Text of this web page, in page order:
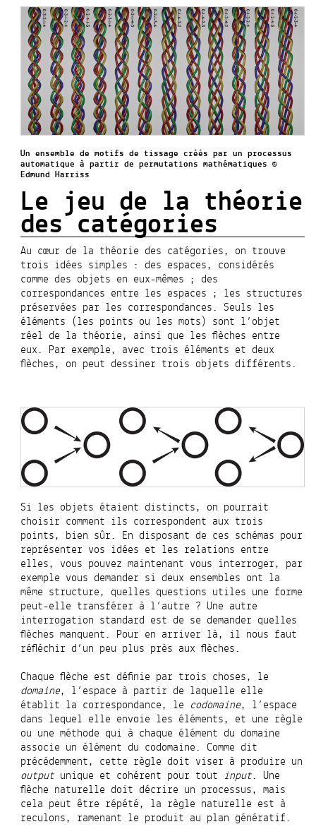
Un ensemble de motifs de tissage créés par un processus
automatique à partir de permutations mathématiques ©
Edmund Harriss
Le jeu de la théorie
des catégories
Au cœur de la théorie des catégories, on trouve
trois idées simples : des espaces, considérés
comme des objets en eux-mêmes ; des
correspondances entre les espaces ; les structures
préservées par les correspondances. Seuls les
éléments (les points ou les mots) sont l’objet
réel de la théorie, ainsi que les flèches entre
eux. Par exemple, avec trois éléments et deux
flèches, on peut dessiner trois objets différents.
Si les objets étaient distincts, on pourrait
choisir comment ils correspondent aux trois
points, bien sûr. En disposant de ces schémas pour
représenter vos idées et les relations entre
elles, vous pouvez maintenant vous interroger, par
exemple vous demander si deux ensembles ont la
même structure, quelles questions utiles une forme
peut-elle transférer à l’autre ? Une autre
interrogation standard est de se demander quelles
flèches manquent. Pour en arriver là, il nous faut
réfléchir d’un peu plus près aux flèches.
Chaque flèche est définie par trois choses, le
domaine, l’espace à partir de laquelle elle
établit la correspondance, le codomaine, l’espace
dans lequel elle envoie les éléments, et une règle
ou une méthode qui à chaque élément du domaine
associe un élément du codomaine. Comme dit
précédemment, cette règle doit viser à produire un
outputunique et cohérent pour tout input. Une
flèche naturelle doit décrire un processus, mais
cela peut être répété, la règle naturelle est à
reculons, ramenant le produit au plan génératif.